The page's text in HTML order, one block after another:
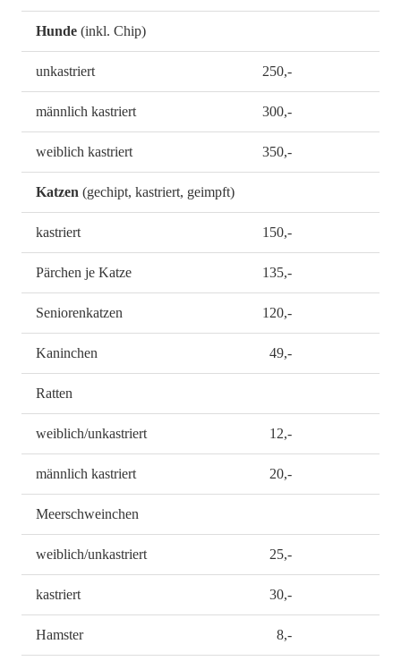
Hunde (inkl. Chip)
unkastriert 250,-
männlich kastriert 300,-
weiblich kastriert 350,-
Katzen (gechipt, kastriert, geimpft)
kastriert 150,-
Pärchen je Katze 135,-
Seniorenkatzen 120,-
Kaninchen 49,-
Ratten
weiblich/unkastriert 12,-
männlich kastriert 20,-
Meerschweinchen
weiblich/unkastriert 25,-
kastriert 30,-
Hamster 8,-